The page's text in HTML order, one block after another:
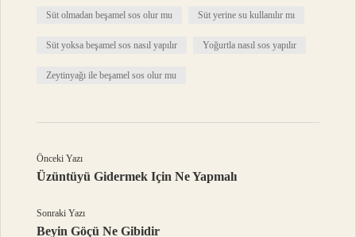
Süt olmadan beşamel sos olur mu Süt yerine su kullanılır mı
Süt yoksa beşamel sos nasıl yapılır Yoğurtla nasıl sos yapılır
Zeytinyağı ile beşamel sos olur mu
Önceki Yazı
Üzüntüyü Gidermek Için Ne Yapmalı
Sonraki Yazı
Beyin Göçü Ne Gibidir